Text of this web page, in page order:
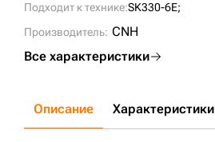
Подходит к технике:SK330-6E;
Производитель: CNH
Все характеристики
Описание Характеристики